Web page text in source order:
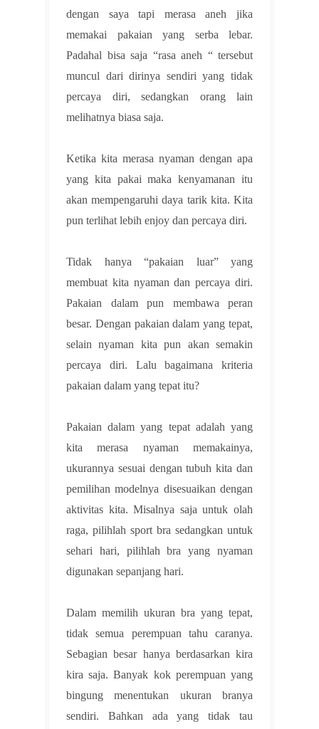
dengan saya tapi merasa aneh jika
memakai pakaian yang serba lebar.
Padahal bisa saja “rasa aneh “ tersebut
muncul dari dirinya sendiri yang tidak
percaya diri, sedangkan orang lain
melihatnya biasa saja.
Ketika kita merasa nyaman dengan apa
yang kita pakai maka kenyamanan itu
akan mempengaruhi daya tarik kita. Kita
pun terlihat lebih enjoy dan percaya diri.
Tidak hanya “pakaian luar” yang
membuat kita nyaman dan percaya diri.
Pakaian dalam pun membawa peran
besar. Dengan pakaian dalam yang tepat,
selain nyaman kita pun akan semakin
percaya diri. Lalu bagaimana kriteria
pakaian dalam yang tepat itu?
Pakaian dalam yang tepat adalah yang
kita merasa nyaman memakainya,
ukurannya sesuai dengan tubuh kita dan
pemilihan modelnya disesuaikan dengan
aktivitas kita. Misalnya saja untuk olah
raga, pilihlah sport bra sedangkan untuk
sehari hari, pilihlah bra yang nyaman
digunakan sepanjang hari.
Dalam memilih ukuran bra yang tepat,
tidak semua perempuan tahu caranya.
Sebagian besar hanya berdasarkan kira
kira saja. Banyak kok perempuan yang
bingung menentukan ukuran branya
sendiri. Bahkan ada yang tidak tau